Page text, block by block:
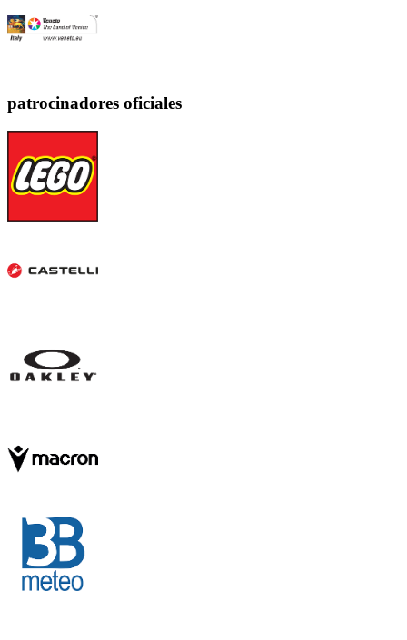
patrocinadores oficiales